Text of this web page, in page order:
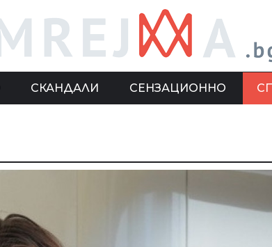
СКАНДАЛИ СЕНЗАЦИОННО